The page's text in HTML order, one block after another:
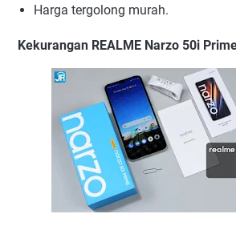
Harga tergolong murah.
Kekurangan REALME Narzo 50i